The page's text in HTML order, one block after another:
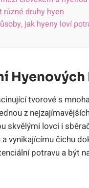
různé druhy hyen
jak hyeny loví
Hyenových
tvorové s
z
skvělými lovci i
vynikajícímu čichu
potravu a být